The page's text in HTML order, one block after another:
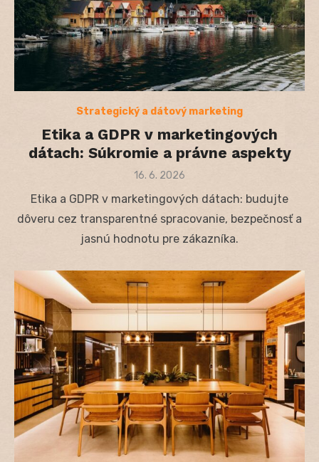
Strategický a dátový marketing
Etika a GDPR v marketingových
dátach: Súkromie a právne aspekty
Posted
16. 6. 2026
Etika a GDPR v marketingových dátach: budujte
dôveru cez transparentné spracovanie, bezpečnosť a
jasnú hodnotu pre zákazníka.